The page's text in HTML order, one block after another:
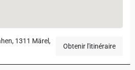
1311 Märel,
Obtenir l'itinéraire